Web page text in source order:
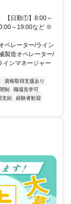
【日勤①】8:00～
～19:00など ※
ペレーター/ライン
製造オペレーター/
インマネージャー
資格取得支援あり
制
職場見学可
支給
経験者歓迎